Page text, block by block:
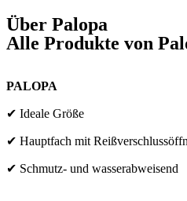
Über Palopa
Alle Produkte von
PALOPA
✔ Ideale Größe
✔ Hauptfach mit
✔ Schmutz- und wasserabweisend